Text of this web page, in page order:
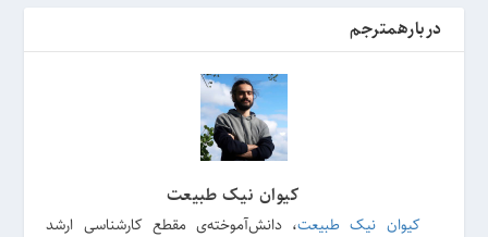
دربارهمترجم
کیوان نیک طبیعت
کیوان نیک طبیعت، دانش‌آموخته‌ی مقطع کارشناسی ارشد